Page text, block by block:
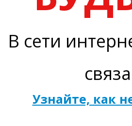
В сети
Узнайте, как